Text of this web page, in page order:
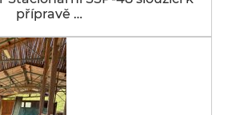
přípravě …